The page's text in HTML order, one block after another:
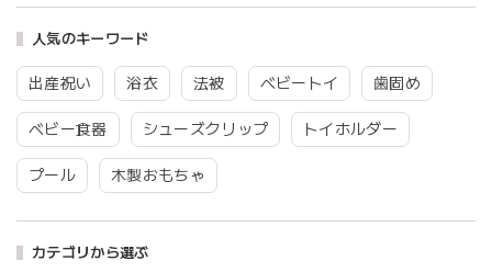
人気のキーワード
出産祝い 浴衣 法被 ベビートイ 歯固め
ベビー食器 シューズクリップ トイホルダー
プール 木製おもちゃ
カテゴリから選ぶ
02.oatmeal（L）
2026/02/21
きょうりゅう/K60-141
2026/01/28
この度は迅速丁寧な対応をありがとうございました(^^) 梱包
も素敵で嬉しいです。